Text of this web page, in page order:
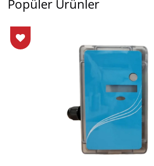
Popüler Ürünler